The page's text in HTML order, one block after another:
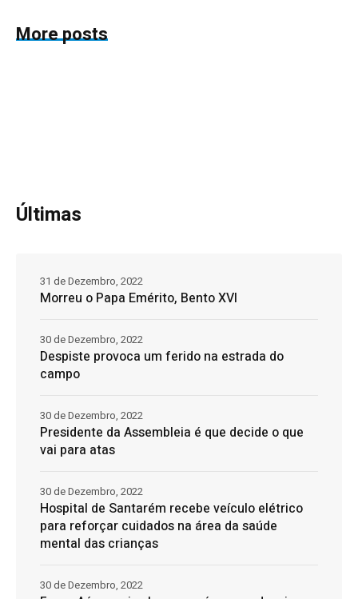
More posts
Últimas
Morreu o Papa Emérito, Bento XVI
31 de Dezembro, 2022
Despiste provoca um ferido na estrada do
campo
30 de Dezembro, 2022
Presidente da Assembleia é que decide o que
vai para atas
30 de Dezembro, 2022
Hospital de Santarém recebe veículo elétrico
para reforçar cuidados na área da saúde
mental das crianças
30 de Dezembro, 2022
30 de Dezembro, 2022